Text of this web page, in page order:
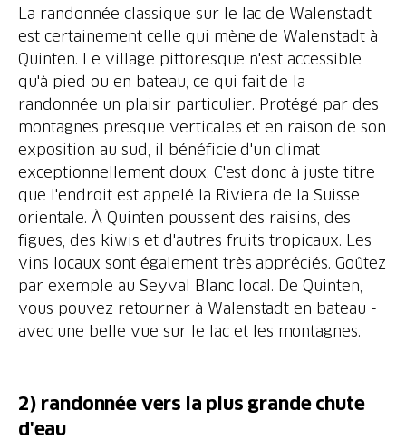
La randonnée classique sur le lac de Walenstadt
est certainement celle qui mène de Walenstadt à
Quinten. Le village pittoresque n'est accessible
qu'à pied ou en bateau, ce qui fait de la
randonnée un plaisir particulier. Protégé par des
montagnes presque verticales et en raison de son
exposition au sud, il bénéficie d'un climat
exceptionnellement doux. C'est donc à juste titre
que l'endroit est appelé la Riviera de la Suisse
orientale. À Quinten poussent des raisins, des
figues, des kiwis et d'autres fruits tropicaux. Les
vins locaux sont également très appréciés. Goûtez
par exemple au Seyval Blanc local. De Quinten,
vous pouvez retourner à Walenstadt en bateau -
avec une belle vue sur le lac et les montagnes.
2) randonnée vers la plus grande chute
d'eau